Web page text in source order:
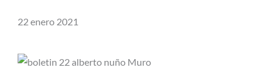
22 enero 2021